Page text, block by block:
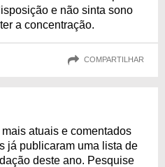
e não sinta sono
a concentração.
COMPARTILHAR
atuais e comentados
já publicaram uma lista de
deste ano. Pesquise